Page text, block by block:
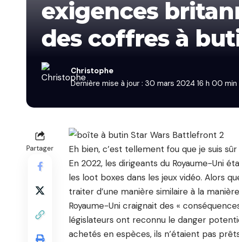
exigences
des coffres à
Dernière mise à jour : 30 mars 2024 16 h 00 min
Christophe
Partager
Eh bien, c’est tellement fou que je suis
En 2022, les dirigeants du Royaume-Uni
les loot boxes dans les jeux vidéo. Alors
traiter d’une manière similaire à la
Royaume-Uni craignait des «
législateurs ont reconnu le danger
achetés en espèces, ils n’étaient pas